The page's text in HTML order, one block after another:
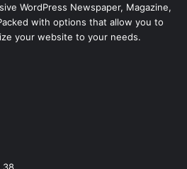
WordPress Newspaper, Magazine,
with options that allow you to
your website to your needs.